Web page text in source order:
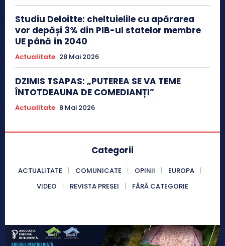
Studiu Deloitte: cheltuielile cu apărarea
vor depăși 3% din PIB-ul statelor membre
UE până în 2040
Actualitate 28 Mai 2026
DZIMIS TSAPAS: „PUTEREA SE VA TEME
ÎNTOTDEAUNA DE COMEDIANȚI”
Actualitate 8 Mai 2026
Categorii
ACTUALITATE COMUNICATE OPINII
EUROPA
VIDEO
REVISTA PRESEI FĂRĂ CATEGORIE